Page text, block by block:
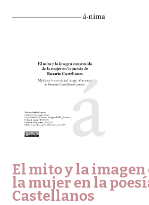
El mito y la
la mujer en la
Castellanos